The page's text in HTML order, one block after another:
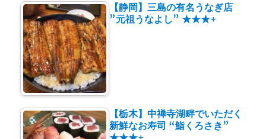
【静岡】三島の有名うなぎ店
”元祖うなよし” ★★★+
【栃木】中禅寺湖畔でいただく
新鮮なお寿司 “鮨くろさき”